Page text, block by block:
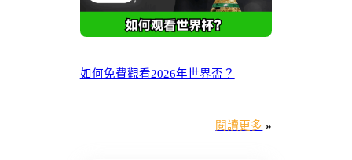
如何免費觀看2026年世界盃？
閱讀更多 »